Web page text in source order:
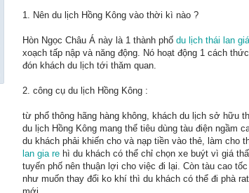
1. Nên du lịch Hồng Kông vào thời kì nào ?
Hòn Ngọc Châu Á này là 1 thành phố du lịch thái lan
xoạch tấp nập và năng động. Nó hoạt động 1 cách
đón khách du lịch tới thăm quan.
2. công cụ du lịch Hồng Kông :
từ phổ thông hãng hàng không, khách du lịch sở hữu
du lịch Hồng Kông mang thể tiêu dùng tàu điện ngầm
du khách phải khiến cho và nạp tiền vào thẻ, làm cho
lan gia re hì du khách có thể chỉ chọn xe buýt vì giá
tuyến phố nên thuận lợi cho việc đi lại. Còn tàu cao
như muốn thay đổi ko khí thì du khách có thể đi phà